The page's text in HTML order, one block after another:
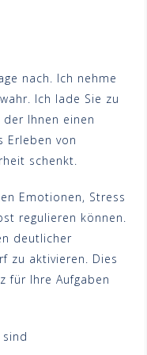
nach. Ich nehme
Ich lade Sie zu
Ihnen einen
Erleben von
schenkt.
Emotionen, Stress
regulieren können.
deutlicher
zu aktivieren. Dies
für Ihre Aufgaben